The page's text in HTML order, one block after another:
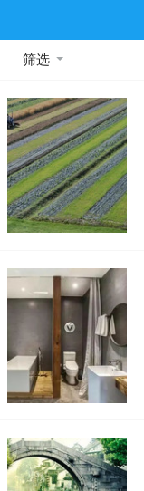
筛选